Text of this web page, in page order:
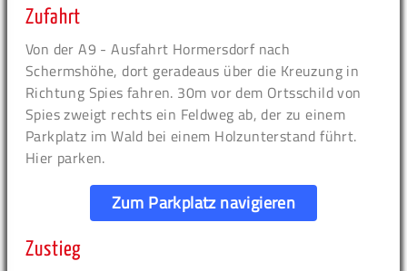
Zufahrt
Von der A9 - Ausfahrt Hormersdorf nach
Schermshöhe, dort geradeaus über die Kreuzung in
Richtung Spies fahren. 30m vor dem Ortsschild von
Spies zweigt rechts ein Feldweg ab, der zu einem
Parkplatz im Wald bei einem Holzunterstand führt.
Hier parken.
Zum Parkplatz navigieren
Zustieg